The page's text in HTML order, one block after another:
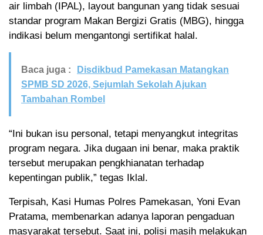
air limbah (IPAL), layout bangunan yang tidak sesuai
standar program Makan Bergizi Gratis (MBG), hingga
indikasi belum mengantongi sertifikat halal.
Baca juga :
Disdikbud Pamekasan Matangkan
SPMB SD 2026, Sejumlah Sekolah Ajukan
Tambahan Rombel
“Ini bukan isu personal, tetapi menyangkut integritas
program negara. Jika dugaan ini benar, maka praktik
tersebut merupakan pengkhianatan terhadap
kepentingan publik,” tegas Iklal.
Terpisah, Kasi Humas Polres Pamekasan, Yoni Evan
Pratama, membenarkan adanya laporan pengaduan
masyarakat tersebut. Saat ini, polisi masih melakukan